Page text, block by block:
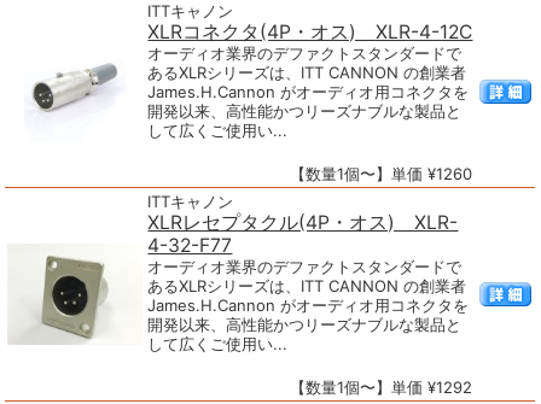
ITTキャノン
XLRコネクタ(4P・オス) XLR-4-12C
オーディオ業界のデファクトスタンダードで
あるXLRシリーズは、ITT CANNON の創業者
James.H.Cannon がオーディオ用コネクタを
開発以来、高性能かつリーズナブルな製品と
して広くご使用い...
【数量1個〜】単価 ¥1260
ITTキャノン
XLRレセプタクル(4P・オス) XLR-
4-32-F77
オーディオ業界のデファクトスタンダードで
あるXLRシリーズは、ITT CANNON の創業者
James.H.Cannon がオーディオ用コネクタを
開発以来、高性能かつリーズナブルな製品と
して広くご使用い...
【数量1個〜】単価 ¥1292